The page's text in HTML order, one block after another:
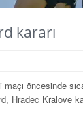
kararı
öncesinde
Hradec Kralove